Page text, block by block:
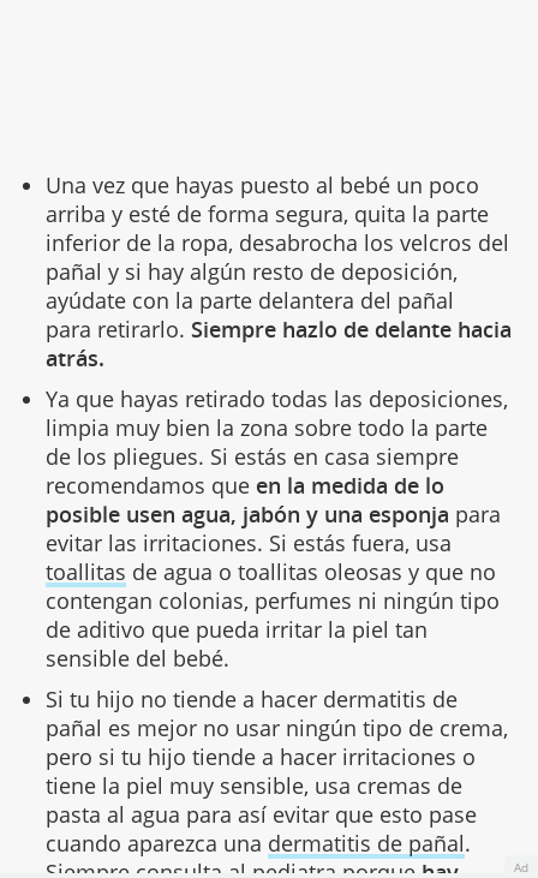
Una vez que hayas puesto al bebé un poco
arriba y esté de forma segura, quita la parte
inferior de la ropa, desabrocha los velcros del
pañal y si hay algún resto de deposición,
ayúdate con la parte delantera del pañal
para retirarlo. Siempre hazlo de delante hacia
atrás.
Ya que hayas retirado todas las deposiciones,
limpia muy bien la zona sobre todo la parte
de los pliegues. Si estás en casa siempre
recomendamos que en la medida de lo
posible usen agua, jabón y una esponja para
evitar las irritaciones. Si estás fuera, usa
toallitas de agua o toallitas oleosas y que no
contengan colonias, perfumes ni ningún tipo
de aditivo que pueda irritar la piel tan
sensible del bebé.
Si tu hijo no tiende a hacer dermatitis de
pañal es mejor no usar ningún tipo de crema,
pero si tu hijo tiende a hacer irritaciones o
tiene la piel muy sensible, usa cremas de
pasta al agua para así evitar que esto pase
cuando aparezca una dermatitis de pañal.
Siempre consulta al pediatra porque hay Ad